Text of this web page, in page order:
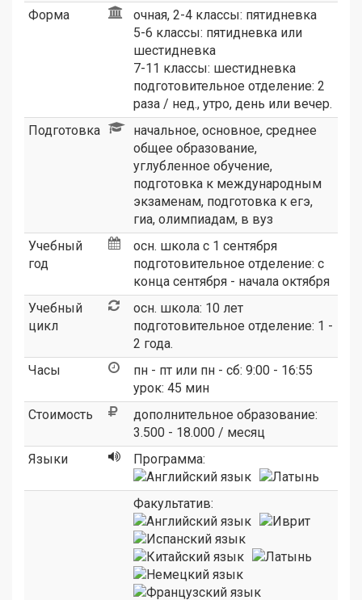
Форма
очная, 2-4 классы: пятидневка
5-6 классы: пятидневка или
шестидневка
7-11 классы: шестидневка
подготовительное отделение: 2
раза / нед., утро, день или вечер.
Подготовка
начальное, основное, среднее
общее образование,
углубленное обучение,
подготовка к международным
экзаменам, подготовка к егэ,
гиа, олимпиадам, в вуз
Учебный
год
осн. школа с 1 сентября
подготовительное отделение: c
конца сентября - начала октября
Учебный
цикл
осн. школа: 10 лет
подготовительное отделение: 1 -
2 года.
Часы
пн - пт или пн - сб: 9:00 - 16:55
урок: 45 мин
Стоимость
дополнительное образование:
3.500 - 18.000 / месяц
Языки
Программа:
Факультатив: